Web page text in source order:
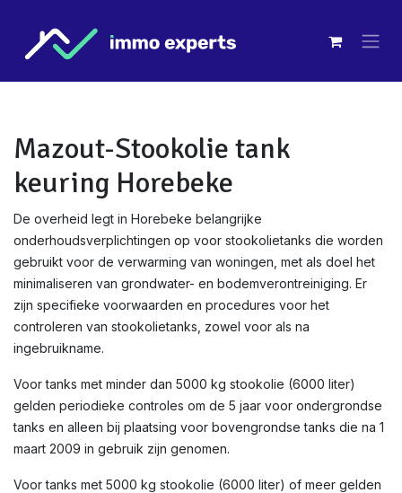
Mazout-Stookolie tank
keuring Horebeke
De overheid legt in Horebeke belangrijke
onderhoudsverplichtingen op voor stookolietanks die worden
gebruikt voor de verwarming van woningen, met als doel het
minimaliseren van grondwater- en bodemverontreiniging. Er
zijn specifieke voorwaarden en procedures voor het
controleren van stookolietanks, zowel voor als na
ingebruikname.
Voor tanks met minder dan 5000 kg stookolie (6000 liter)
gelden periodieke controles om de 5 jaar voor ondergrondse
tanks en alleen bij plaatsing voor bovengrondse tanks die na 1
maart 2009 in gebruik zijn genomen.
Voor tanks met 5000 kg stookolie (6000 liter) of meer gelden